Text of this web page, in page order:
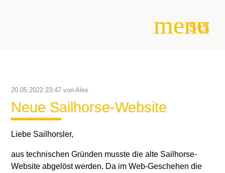
menu
20.05.2022 23:47 vonAlex
Neue Sailhorse-Website
Liebe Sailhorsler,
aus technischen Gründen musste die alte Sailhorse-
Website abgelöst werden. Da im Web-Geschehen die